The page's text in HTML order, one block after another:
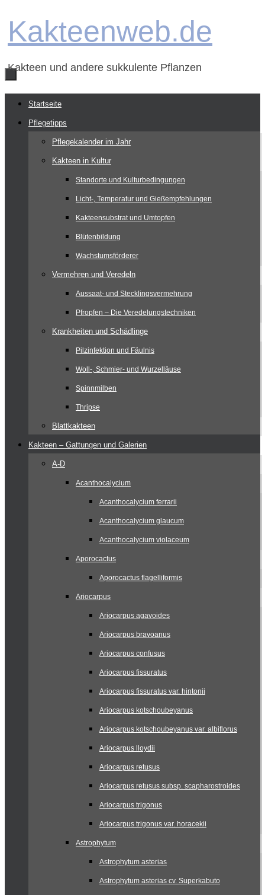
Inhalt
Kakteenweb.de
Kakteen und andere sukkulente Pflanzen
Zum
Inhalt
springen
Startseite
Pflegetipps
Pflegekalender im Jahr
Kakteen in Kultur
Standorte und Kulturbedingungen
Licht-, Temperatur und Gießempfehlungen
Kakteensubstrat und Umtopfen
Blütenbildung
Wachstumsförderer
Vermehren und Veredeln
Aussaat- und Stecklingsvermehrung
Pfropfen – Die Veredelungstechniken
Krankheiten und Schädlinge
Pilzinfektion und Fäulnis
Woll-, Schmier- und Wurzelläuse
Spinnmilben
Thripse
Blattkakteen
Kakteen – Gattungen und Galerien
A-D
Acanthocalycium
Acanthocalycium ferrarii
Acanthocalycium glaucum
Acanthocalycium violaceum
Aporocactus
Aporocactus flagelliformis
Ariocarpus
Ariocarpus agavoides
Ariocarpus bravoanus
Ariocarpus confusus
Ariocarpus fissuratus
Ariocarpus fissuratus var. hintonii
Ariocarpus kotschoubeyanus
Ariocarpus kotschoubeyanus var. albiflorus
Ariocarpus lloydii
Ariocarpus retusus
Ariocarpus retusus subsp. scapharostroides
Ariocarpus trigonus
Ariocarpus trigonus var. horacekii
Astrophytum
Astrophytum asterias
Astrophytum asterias cv. Superkabuto